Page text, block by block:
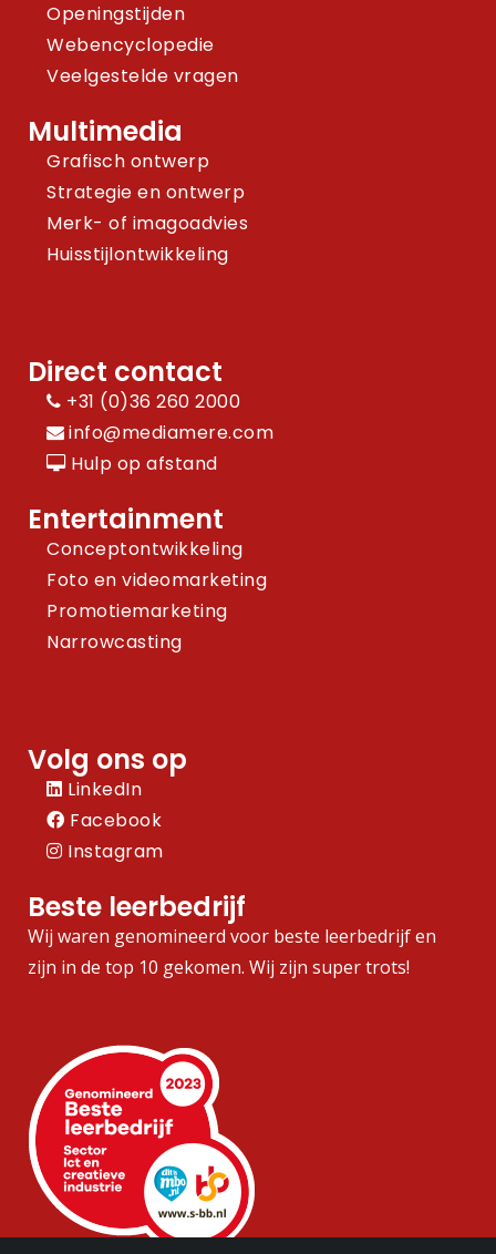
Openingstijden
Webencyclopedie
Veelgestelde vragen
Multimedia
Grafisch ontwerp
Strategie en ontwerp
Merk- of imagoadvies
Huisstijlontwikkeling
Direct contact
+31 (0)36 260 2000
info@mediamere.com
Hulp op afstand
Entertainment
Conceptontwikkeling
Foto en videomarketing
Promotiemarketing
Narrowcasting
Volg ons op
LinkedIn
Facebook
Instagram
Beste leerbedrijf
Wij waren genomineerd voor beste leerbedrijf en
zijn in de top 10 gekomen. Wij zijn super trots!